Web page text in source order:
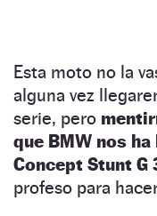
Esta moto no la
alguna vez
serie, pero
que BMW nos
Concept Stunt G
profeso para